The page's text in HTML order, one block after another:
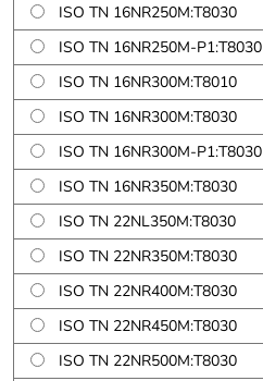
ISO TN 16NR250M:T8030
ISO TN 16NR250M-P1:T8030
ISO TN 16NR300M:T8010
ISO TN 16NR300M:T8030
ISO TN 16NR300M-P1:T8030
ISO TN 16NR350M:T8030
ISO TN 22NL350M:T8030
ISO TN 22NR350M:T8030
ISO TN 22NR400M:T8030
ISO TN 22NR450M:T8030
ISO TN 22NR500M:T8030